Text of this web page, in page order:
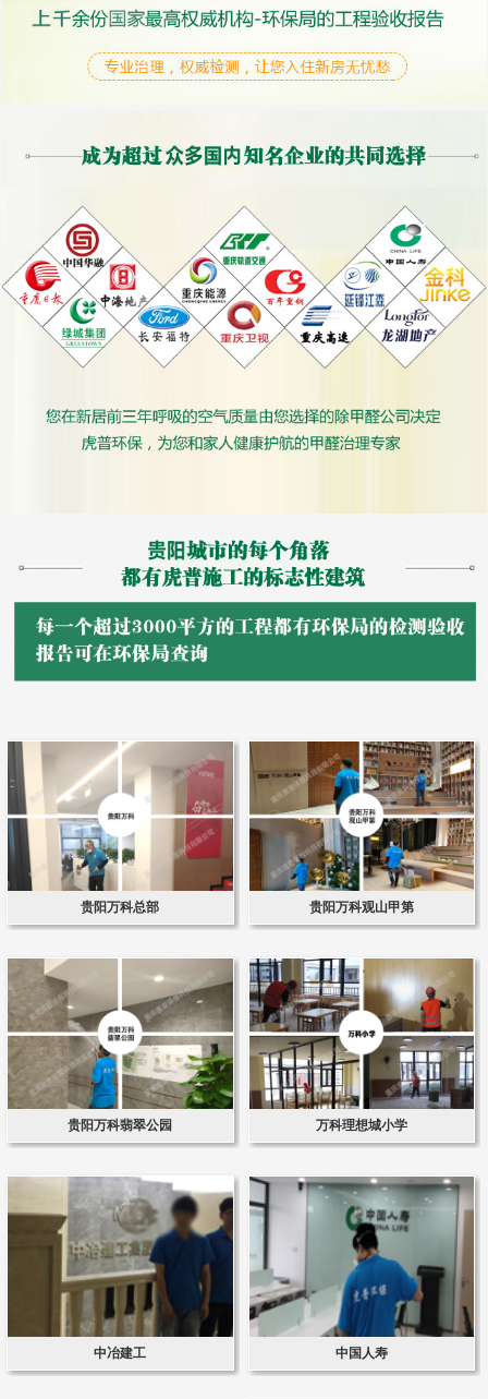
贵阳万科总部 贵阳万科观山甲第
贵阳万科翡翠公园 万科理想城小学
中冶建工 中国人寿